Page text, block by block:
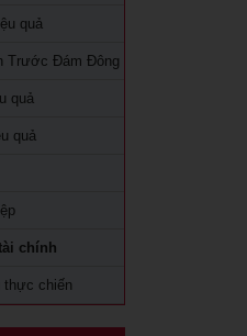
cao trong quản trị nhân
Khách Hàng
viên
bộ tại TPHCM
TPHCM
Sâu Tại TPHCM
nhân tại TPHCM
quả
Trước Đám Đông
quả
quả
chính
thực chiến